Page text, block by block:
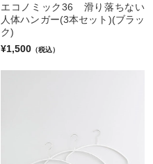
エコノミック36 滑り落ちない
人体ハンガー(3本セット)(ブラッ
ク)
¥1,500 （税込）